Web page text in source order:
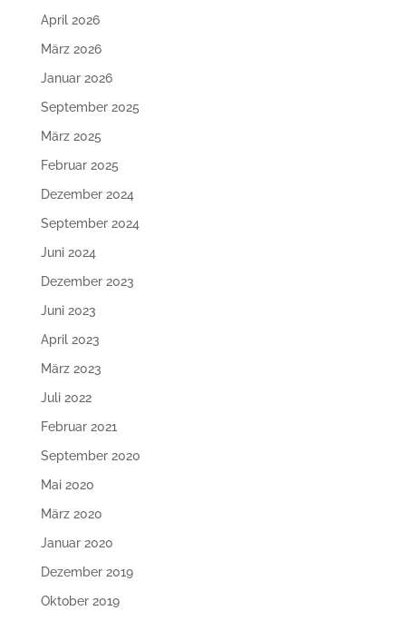
April 2026
März 2026
Januar 2026
September 2025
März 2025
Februar 2025
Dezember 2024
September 2024
Juni 2024
Dezember 2023
Juni 2023
April 2023
März 2023
Juli 2022
Februar 2021
September 2020
Mai 2020
März 2020
Januar 2020
Dezember 2019
Oktober 2019